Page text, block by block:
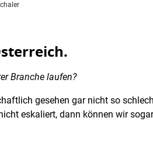
Branche laufen?
gesehen gar nicht so
eskaliert, dann können wir